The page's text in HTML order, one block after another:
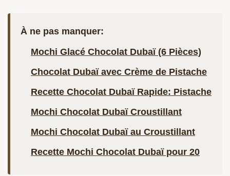
À ne pas manquer:
Mochi Glacé Chocolat Dubaï (6 Pièces)
Chocolat Dubaï avec Crème de Pistache
Recette Chocolat Dubaï Rapide: Pistache
Mochi Chocolat Dubaï Croustillant
Mochi Chocolat Dubaï au Croustillant
Recette Mochi Chocolat Dubaï pour 20